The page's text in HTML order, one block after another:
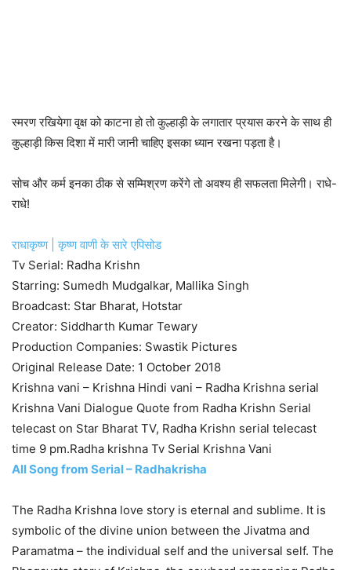
स्मरण रखियेगा वृक्ष को काटना हो तो कुल्हाड़ी के लगातार प्रयास करने के साथ ही
कुल्हाड़ी किस दिशा में मारी जानी चाहिए इसका ध्यान रखना पड़ता है।
सोच और कर्म इनका ठीक से सम्मिश्रण करेंगे तो अवश्य ही सफलता मिलेगी। राधे-
राधे!
राधाकृष्ण | कृष्ण वाणी के सारे एपिसोड
Tv Serial: Radha Krishn
Starring: Sumedh Mudgalkar, Mallika Singh
Broadcast: Star Bharat, Hotstar
Creator: Siddharth Kumar Tewary
Production Companies: Swastik Pictures
Original Release Date: 1 October 2018
Krishna vani – Krishna Hindi vani – Radha Krishna serial
Krishna Vani Dialogue Quote from Radha Krishn Serial
telecast on Star Bharat TV, Radha Krishn serial telecast
time 9 pm.Radha krishna Tv Serial Krishna Vani
All Song from Serial – Radhakrisha
The Radha Krishna love story is eternal and sublime. It is
symbolic of the divine union between the Jivatma and
Paramatma – the individual self and the universal self. The